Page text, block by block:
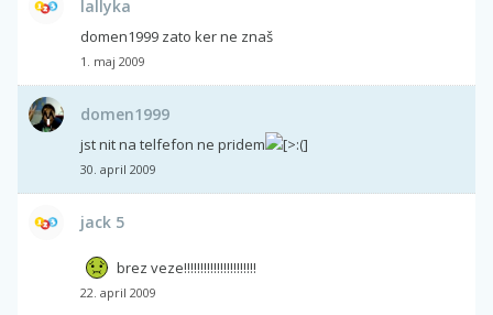
lallyka
domen1999 zato ker ne znaš
1. maj 2009
domen1999
jst nit na telfefon ne pridem
30. april 2009
jack 5
brez veze!!!!!!!!!!!!!!!!!!!!!!
22. april 2009